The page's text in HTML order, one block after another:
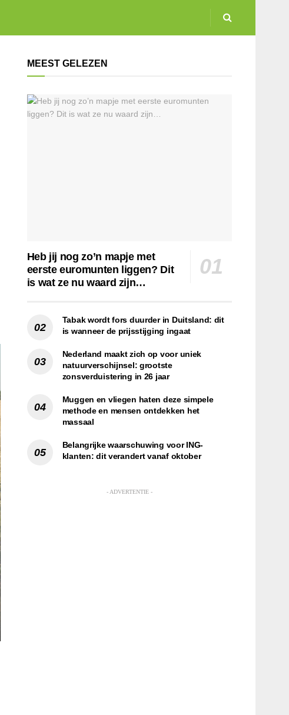
MEEST GELEZEN
Heb jij nog zo’n mapje met
eerste euromunten liggen? Dit
is wat ze nu waard zijn…
Tabak wordt fors duurder in Duitsland: dit
is wanneer de prijsstijging ingaat
Nederland maakt zich op voor uniek
natuurverschijnsel: grootste
zonsverduistering in 26 jaar
Muggen en vliegen haten deze simpele
methode en mensen ontdekken het
massaal
Belangrijke waarschuwing voor ING-
klanten: dit verandert vanaf oktober
- ADVERTENTIE -